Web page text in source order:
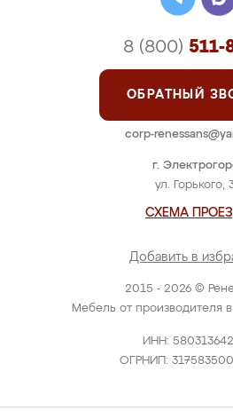
2015 - 2026 ©
Мебель от производителя
ИНН:
ОГРНИП:
г.
ул. Горького,
СХЕМА
Добавить в
8 (800) 511-
ОБРАТНЫЙ
corp-